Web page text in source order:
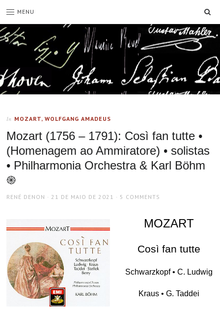
MENU
In MOZART, WOLFGANG AMADEUS
Mozart (1756 – 1791): Così fan tutte •
(Homenagem ao Ammiratore) • solistas
• Philharmonia Orchestra & Karl Böhm
֍
AUTHOR
RENÉ DENON
POSTED
21 DE MAIO DE 2021 5 COMMENTS
MOZART
Così fan tutte
Schwarzkopf • C. Ludwig
Kraus • G. Taddei